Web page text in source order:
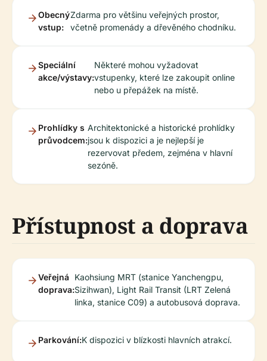
Obecný
vstup:
Zdarma pro většinu veřejných prostor,
včetně promenády a dřevěného chodníku.
Speciální
akce/výstavy:
Některé mohou vyžadovat
vstupenky, které lze zakoupit online
nebo u přepážek na místě.
Prohlídky s
průvodcem:
Architektonické a historické prohlídky
jsou k dispozici a je nejlepší je
rezervovat předem, zejména v hlavní
sezóně.
Přístupnost a doprava
Veřejná
doprava:
Kaohsiung MRT (stanice Yanchengpu,
Sizihwan), Light Rail Transit (LRT Zelená
linka, stanice C09) a autobusová doprava.
Parkování:K dispozici v blízkosti hlavních atrakcí.